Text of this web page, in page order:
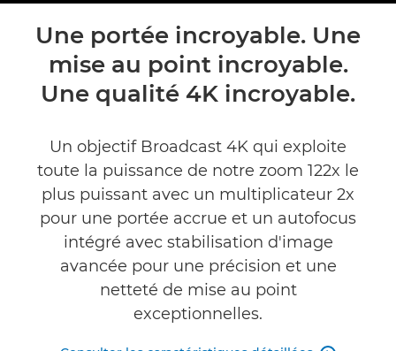
Présentation
Caractéristiques
Une portée incroyable. Une
mise au point incroyable.
Une qualité 4K incroyable.
Un objectif Broadcast 4K qui exploite
toute la puissance de notre zoom 122x le
plus puissant avec un multiplicateur 2x
pour une portée accrue et un autofocus
intégré avec stabilisation d'image
avancée pour une précision et une
netteté de mise au point
exceptionnelles.